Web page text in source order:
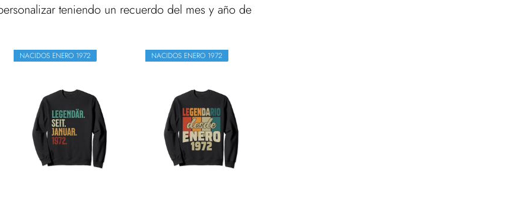
teniendo un recuerdo del mes y año de
NACIDOS ENERO 1972 NACIDOS ENERO 1972